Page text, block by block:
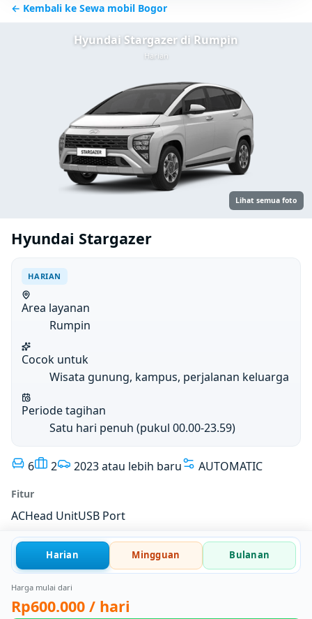
← Kembali ke Sewa mobil Bogor
Hyundai Stargazer di Rumpin
Harian
Lihat semua foto
Hyundai Stargazer
HARIAN
Area layanan
Rumpin
Cocok untuk
Wisata gunung, kampus, perjalanan keluarga
Periode tagihan
Satu hari penuh (pukul 00.00-23.59)
6 2 2023 atau lebih baru AUTOMATIC
Fitur
ACHead UnitUSB Port
Harian Mingguan Bulanan
Harga mulai dari
Rp600.000 / hari